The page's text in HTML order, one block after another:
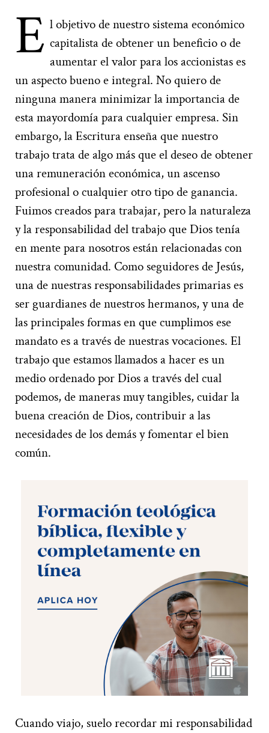
E l objetivo de nuestro sistema económico
capitalista de obtener un beneficio o de
aumentar el valor para los accionistas es
un aspecto bueno e integral. No quiero de
ninguna manera minimizar la importancia de
esta mayordomía para cualquier empresa. Sin
embargo, la Escritura enseña que nuestro
trabajo trata de algo más que el deseo de obtener
una remuneración económica, un ascenso
profesional o cualquier otro tipo de ganancia.
Fuimos creados para trabajar, pero la naturaleza
y la responsabilidad del trabajo que Dios tenía
en mente para nosotros están relacionadas con
nuestra comunidad. Como seguidores de Jesús,
una de nuestras responsabilidades primarias es
ser guardianes de nuestros hermanos, y una de
las principales formas en que cumplimos ese
mandato es a través de nuestras vocaciones. El
trabajo que estamos llamados a hacer es un
medio ordenado por Dios a través del cual
podemos, de maneras muy tangibles, cuidar la
buena creación de Dios, contribuir a las
necesidades de los demás y fomentar el bien
común.
Cuando viajo, suelo recordar mi responsabilidad